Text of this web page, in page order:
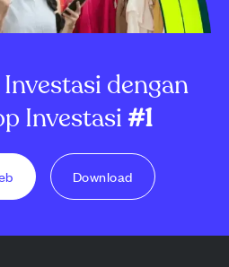
dengan
Investasi#1
Download